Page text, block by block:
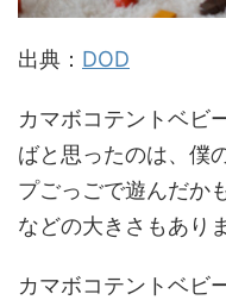
出典： DOD
カマボコテントベビ
ばと思ったのは、僕
プごっごで遊んだか
などの大きさもあり
カマボコテントベビ